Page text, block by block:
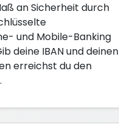
an Sicherheit durch
und Mobile-Banking
deine IBAN und deinen
erreichst du den